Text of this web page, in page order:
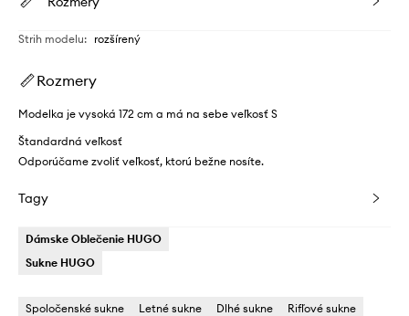
Strih modelu: rozšírený
Rozmery
Modelka je vysoká 172 cm a má na sebe veľkosť S
Štandardná veľkosť
Odporúčame zvoliť veľkosť, ktorú bežne nosíte.
Tagy
Dámske Oblečenie HUGO
Sukne HUGO
Spoločenské sukne Letné sukne Dlhé sukne
Rifľové sukne